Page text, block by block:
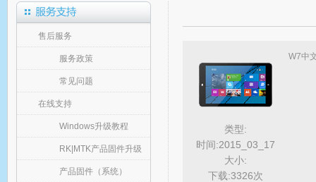
售后服务
服务政策
常见问题
在线支持
Windows升级教程
RK|MTK产品固件升级
产品固件（系统）
类型:
时间:2015_03_17
大小:
下载:3326次
W7中